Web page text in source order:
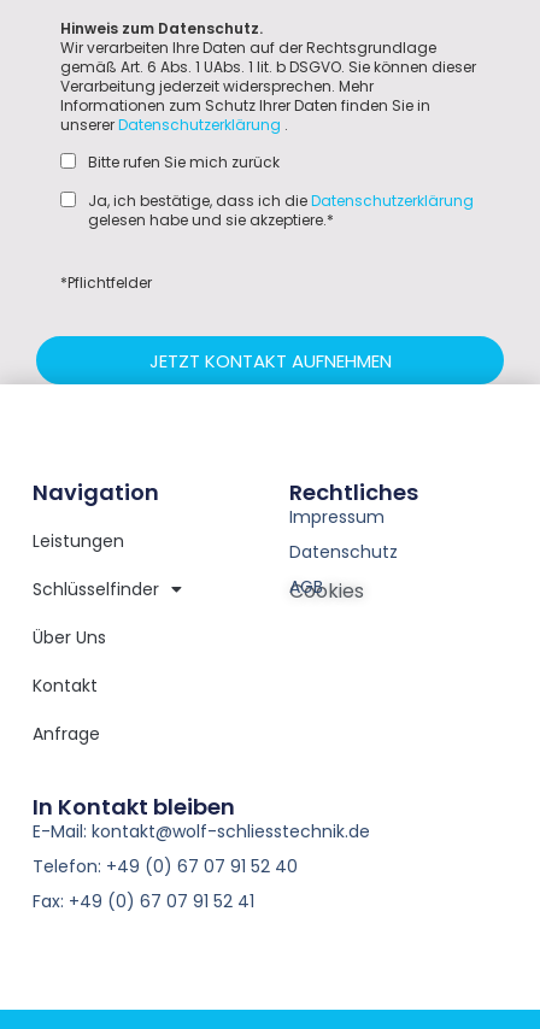
Hinweis zum Datenschutz.
Wir verarbeiten Ihre Daten auf der Rechtsgrundlage
gemäß Art. 6 Abs. 1 UAbs. 1 lit. b DSGVO. Sie können dieser
Verarbeitung jederzeit widersprechen. Mehr
Informationen zum Schutz Ihrer Daten finden Sie in
unsererDatenschutzerklärung .
Bitte rufen Sie mich zurück
Ja, ich bestätige, dass ich dieDatenschutzerklärung
gelesen habe und sie akzeptiere.*
*Pflichtfelder
JETZT KONTAKT AUFNEHMEN
In Kontakt bleiben
E-Mail: kontakt@wolf-schliesstechnik.de
Telefon: +49 (0) 67 07 91 52 40
Fax: +49 (0) 67 07 91 52 41
Navigation
Leistungen
Schlüsselfinder
Über Uns
Kontakt
Anfrage
Rechtliches
Impressum
Datenschutz
AGB
Cookies